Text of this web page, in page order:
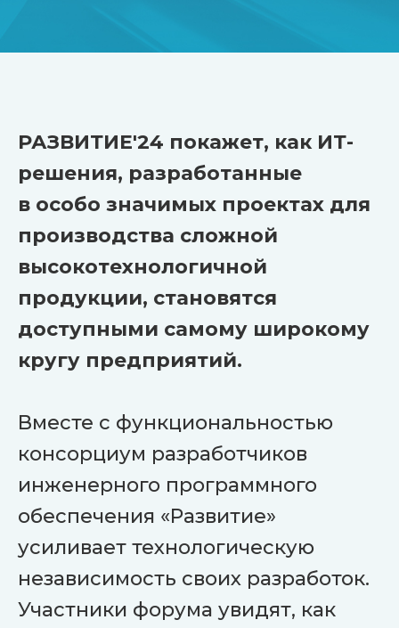
РАЗВИТИЕ'24 покажет, как ИТ-
решения, разработанные
в особо значимых проектах для
производства сложной
высокотехнологичной
продукции, становятся
доступными самому широкому
кругу предприятий.
Вместе с функциональностью
консорциум разработчиков
инженерного программного
обеспечения «Развитие»
усиливает технологическую
независимость своих разработок.
Участники форума увидят, как
35+
20+
500+ участников
компаний
разработчиков
экспертных докладов